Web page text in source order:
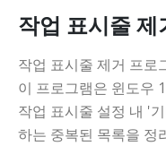
작업 표시줄 제
작업 표시줄 제거 프로
이 프로그램은 윈도우
작업 표시줄 설정 내 '
하는 중복된 목록을 정